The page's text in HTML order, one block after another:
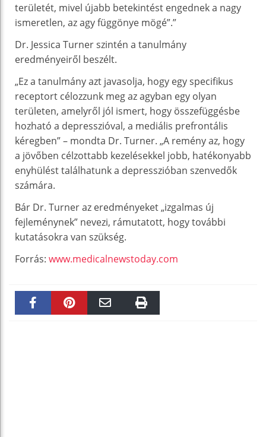
területét, mivel újabb betekintést engednek a nagy
ismeretlen, az agy függönye mögé”.”
Dr. Jessica Turner szintén a tanulmány
eredményeiről beszélt.
„Ez a tanulmány azt javasolja, hogy egy specifikus
receptort célozzunk meg az agyban egy olyan
területen, amelyről jól ismert, hogy összefüggésbe
hozható a depresszióval, a mediális prefrontális
kéregben” – mondta Dr. Turner. „A remény az, hogy
a jövőben célzottabb kezelésekkel jobb, hatékonyabb
enyhülést találhatunk a depresszióban szenvedők
számára.
Bár Dr. Turner az eredményeket „izgalmas új
fejleménynek” nevezi, rámutatott, hogy további
kutatásokra van szükség.
Forrás: www.medicalnewstoday.com